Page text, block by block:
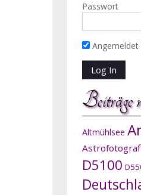
Passwort
Angemeldet
Beiträge
Altmühlsee
D5100